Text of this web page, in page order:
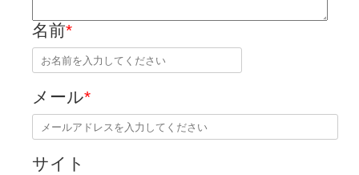
名前*
メール*
サイト